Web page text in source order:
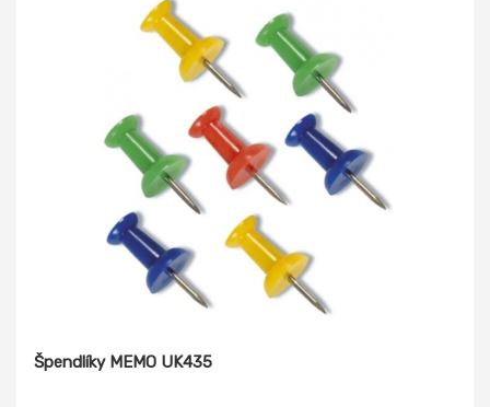
Špendlíky MEMO UK435